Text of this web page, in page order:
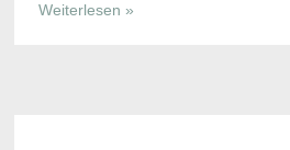
Weiterlesen »